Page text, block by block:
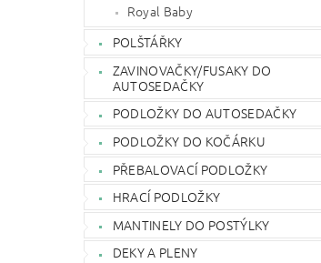
Royal Baby
POLŠTÁŘKY
ZAVINOVAČKY/FUSAKY DO
AUTOSEDAČKY
PODLOŽKY DO AUTOSEDAČKY
PODLOŽKY DO KOČÁRKU
PŘEBALOVACÍ PODLOŽKY
HRACÍ PODLOŽKY
MANTINELY DO POSTÝLKY
DEKY A PLENY